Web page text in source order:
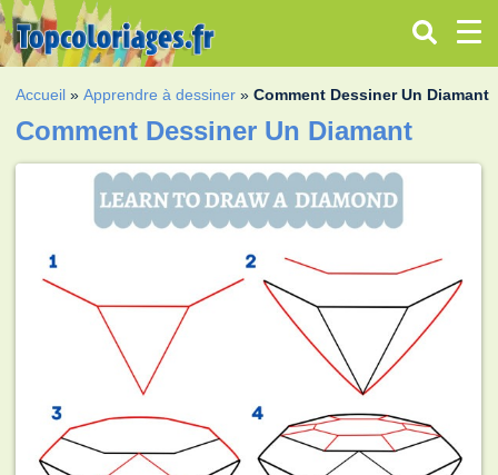
Accueil »Apprendre à dessiner »Comment Dessiner Un Diamant
Comment Dessiner Un Diamant